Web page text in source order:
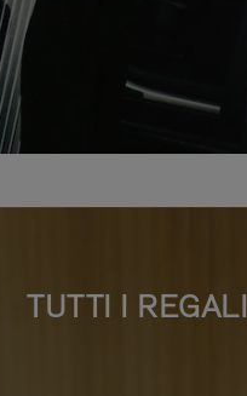
TUTTI I REGALI